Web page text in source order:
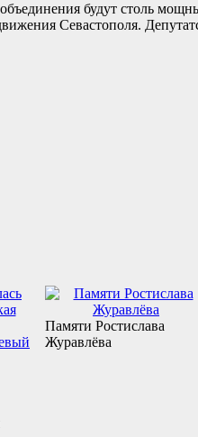
будут столь
Севастополя.
Памяти Ростислава
Журавлёва